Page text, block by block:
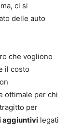
ci si
delle auto
che vogliono
il costo
ottimale per chi
per
aggiuntivi legati